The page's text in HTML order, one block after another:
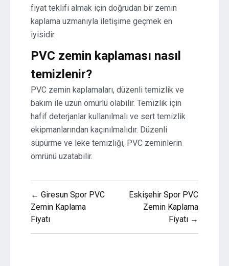
fiyat teklifi almak için doğrudan bir zemin
kaplama uzmanıyla iletişime geçmek en
iyisidir.
PVC zemin kaplaması nasıl
temizlenir?
PVC zemin kaplamaları, düzenli temizlik ve
bakım ile uzun ömürlü olabilir. Temizlik için
hafif deterjanlar kullanılmalı ve sert temizlik
ekipmanlarından kaçınılmalıdır. Düzenli
süpürme ve leke temizliği, PVC zeminlerin
ömrünü uzatabilir.
Yazı
gezinmesi
← Giresun Spor PVC
Zemin Kaplama
Fiyatı
Eskişehir Spor PVC
Zemin Kaplama
Fiyatı →